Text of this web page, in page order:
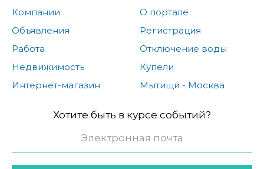
Компании
Объявления
Работа
Недвижимость
Интернет-магазин
О портале
Регистрация
Отключение воды
Купели
Мытищи - Москва
Хотите быть в курсе событий?